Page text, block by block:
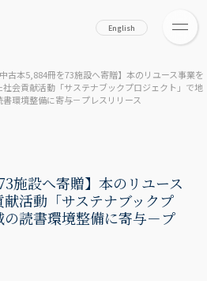
English
古本5,884冊を73施設へ寄贈】本のリユース事業を
社会貢献活動「サステナブックプロジェクト」で地
書環境整備に寄与－プレスリリース
施設へ寄贈】本のリユース
活動「サステナブックプ
読書環境整備に寄与－プ